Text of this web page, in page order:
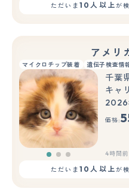
ただいま10人以上が
アメリ
マイクロチップ装着 遺伝子検査情
千葉
キャ
2026
価格:
4時間前
ただいま10人以上が